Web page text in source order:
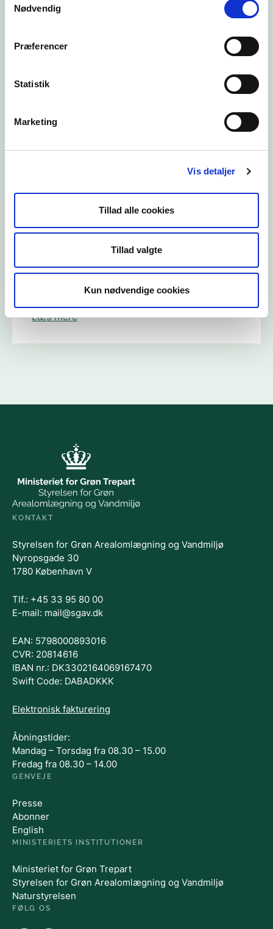
Nødvendig
Præferencer
Statistik
Marketing
Vis detaljer
Tillad alle cookies
Tillad valgte
Kun nødvendige cookies
Læs mere
Mulighed for optagelse på
Logbog for opdateringer af
Læs mere
KONTAKT
Styrelsen for Grøn Arealomlægning og Vandmiljø
Nyropsgade 30
1780 København V
Tlf.: +45 33 95 80 00
E-mail: mail@sgav.dk
EAN: 5798000893016
CVR: 20814616
IBAN nr.: DK3302164069167470
Swift Code: DABADKKK
Elektronisk fakturering
Åbningstider:
Mandag – Torsdag fra 08.30 – 15.00
Fredag fra 08.30 – 14.00
GENVEJE
Presse
Abonner
English
MINISTERIETS INSTITUTIONER
Ministeriet for Grøn Trepart
Styrelsen for Grøn Arealomlægning og Vandmiljø
Naturstyrelsen
FØLG OS